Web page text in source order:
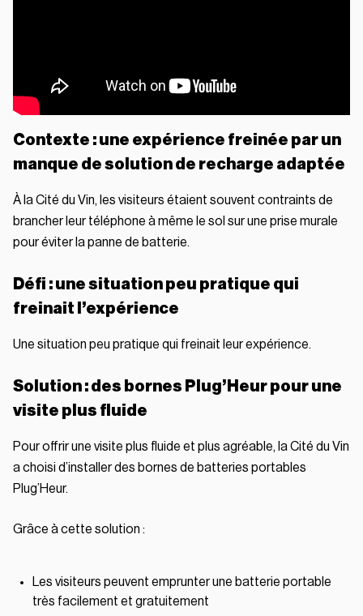
Contexte : une expérience freinée par un
manque de solution de recharge adaptée
À la Cité du Vin, les visiteurs étaient souvent contraints de
brancher leur téléphone à même le sol sur une prise murale
pour éviter la panne de batterie.
Défi : une situation peu pratique qui
freinait l’expérience
Une situation peu pratique qui freinait leur expérience.
Solution : des bornes Plug’Heur pour une
visite plus fluide
Pour offrir une visite plus fluide et plus agréable, la Cité du Vin
a choisi d’installer des bornes de batteries portables
Plug’Heur.
Grâce à cette solution :
Les visiteurs peuvent emprunter une batterie portable
très facilement et gratuitement